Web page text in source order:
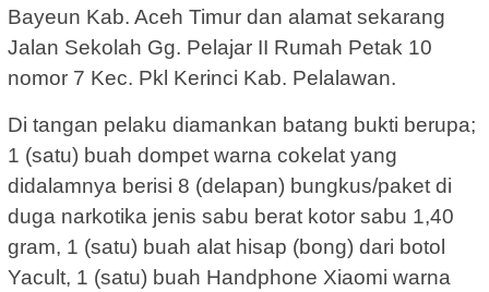
Bayeun Kab. Aceh Timur dan alamat sekarang
Jalan Sekolah Gg. Pelajar II Rumah Petak 10
nomor 7 Kec. Pkl Kerinci Kab. Pelalawan.
Di tangan pelaku diamankan batang bukti berupa;
1 (satu) buah dompet warna cokelat yang
didalamnya berisi 8 (delapan) bungkus/paket di
duga narkotika jenis sabu berat kotor sabu 1,40
gram, 1 (satu) buah alat hisap (bong) dari botol
Yacult, 1 (satu) buah Handphone Xiaomi warna